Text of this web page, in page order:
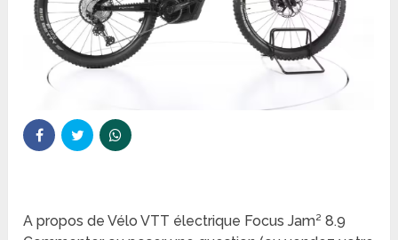
A propos de Vélo VTT électrique Focus Jam² 8.9